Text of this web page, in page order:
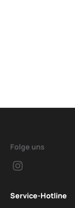
Folge uns
Service-Hotline